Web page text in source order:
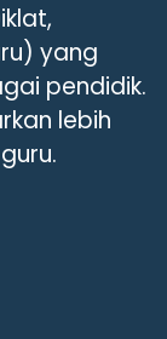
yang
pendidik.
lebih